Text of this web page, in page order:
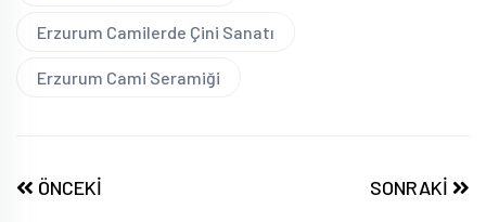
Erzurum Camilerde Çini Sanatı
Erzurum Cami Seramiği
ÖNCEKİ SONRAKİ